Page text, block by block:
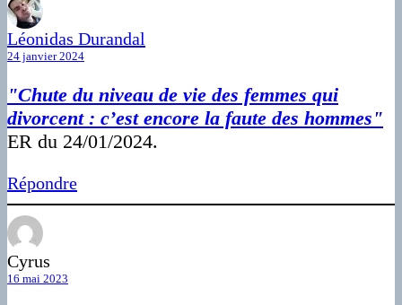
Léonidas Durandal
24 janvier 2024
"Chute du niveau de vie des femmes qui
divorcent : c’est encore la faute des hommes"
ER du 24/01/2024.
Répondre
Cyrus
16 mai 2023